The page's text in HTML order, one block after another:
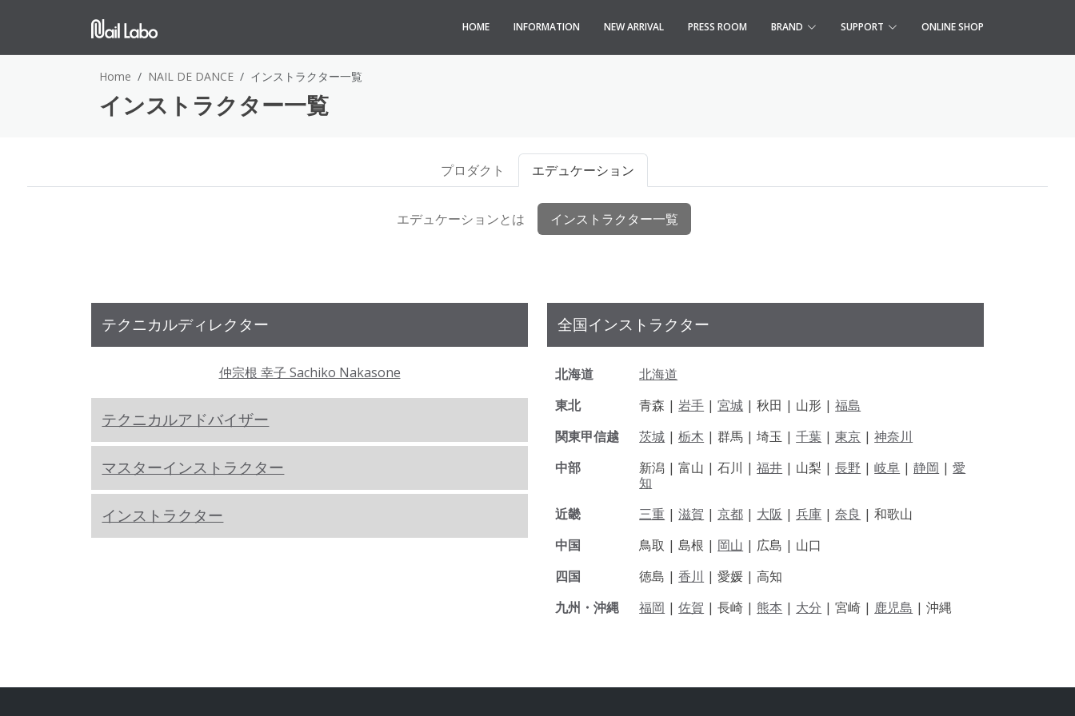
HOME INFORMATION NEW ARRIVAL PRESS ROOM BRAND SUPPORT ONLINE SHOP
Home NAIL DE DANCE インストラクター一覧
インストラクター一覧
プロダクト エデュケーション
エデュケーションとは インストラクター一覧
テクニカルディレクター
仲宗根 幸子 Sachiko Nakasone
テクニカルアドバイザー
マスターインストラクター
インストラクター
全国インストラクター
北海道
北海道
東北
青森 |岩手 |宮城 | 秋田 | 山形 |福島
関東甲信越
茨城 |栃木 | 群馬 | 埼玉 |千葉 |東京 |神奈川
中部
新潟 |富山 |石川 |福井 | 山梨 |長野 |岐阜 |静岡 |愛
知
近畿
三重 |滋賀 |京都 | 大阪 |兵庫 |奈良 |和歌山
中国
鳥取 |島根 | 岡山 | 広島 | 山口
四国
徳島 |香川 |愛媛 |高知
九州・沖縄
福岡 |佐賀 |長崎 | 熊本 | 大分 |宮崎 | 鹿児島 |沖縄